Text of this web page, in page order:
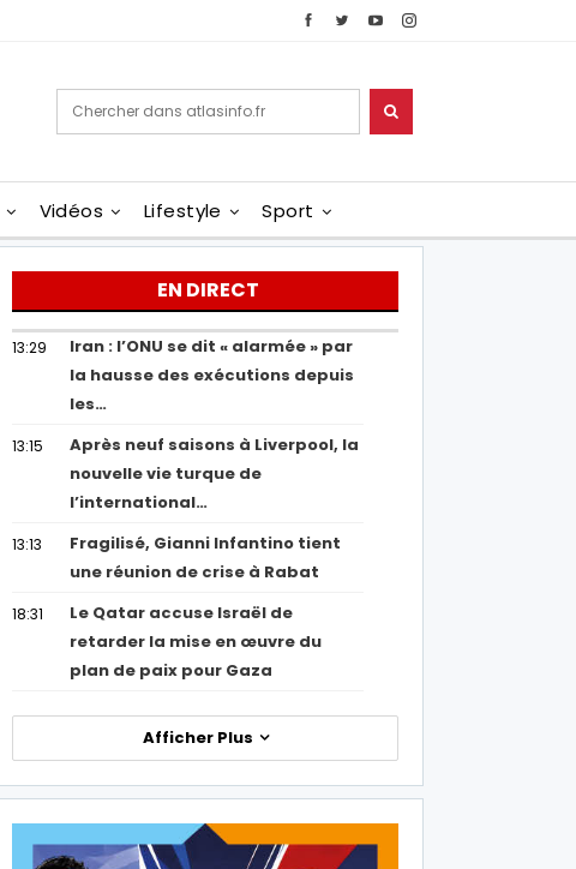
Vidéos Lifestyle Sport
EN DIRECT
13:29
Iran : l’ONU se dit « alarmée » par
la hausse des exécutions depuis
les…
13:15
Après neuf saisons à Liverpool, la
nouvelle vie turque de
l’international…
13:13
Fragilisé, Gianni Infantino tient
une réunion de crise à Rabat
18:31
Le Qatar accuse Israël de
retarder la mise en œuvre du
plan de paix pour Gaza
Afficher Plus